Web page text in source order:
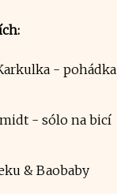
- pohádka
- sólo na bicí
& Baobaby